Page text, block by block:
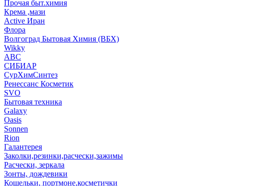
Прочая быт.химия
Крема ,мази
Аctive Иран
Флора
Волгоград Бытовая Химия (ВБХ)
Wikky
АВС
СИБИАР
СурХимСинтез
Ренессанс Косметик
SVO
Бытовая техника
Galaxy
Oasis
Sonnen
Rion
Галантерея
Заколки,резинки,расчески,зажимы
Расчески, зеркала
Зонты, дождевики
Кошельки, портмоне,косметички